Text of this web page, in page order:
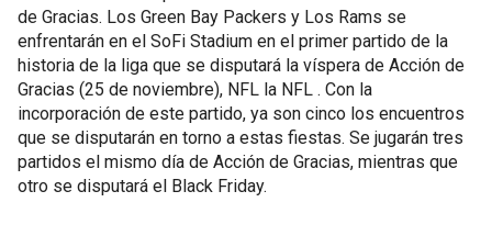
de Gracias. Los Green Bay Packers y Los Rams se
enfrentarán en el SoFi Stadium en el primer partido de la
historia de la liga que se disputará la víspera de Acción de
Gracias (25 de noviembre), NFL la NFL . Con la
incorporación de este partido, ya son cinco los encuentros
que se disputarán en torno a estas fiestas. Se jugarán tres
partidos el mismo día de Acción de Gracias, mientras que
otro se disputará el Black Friday.